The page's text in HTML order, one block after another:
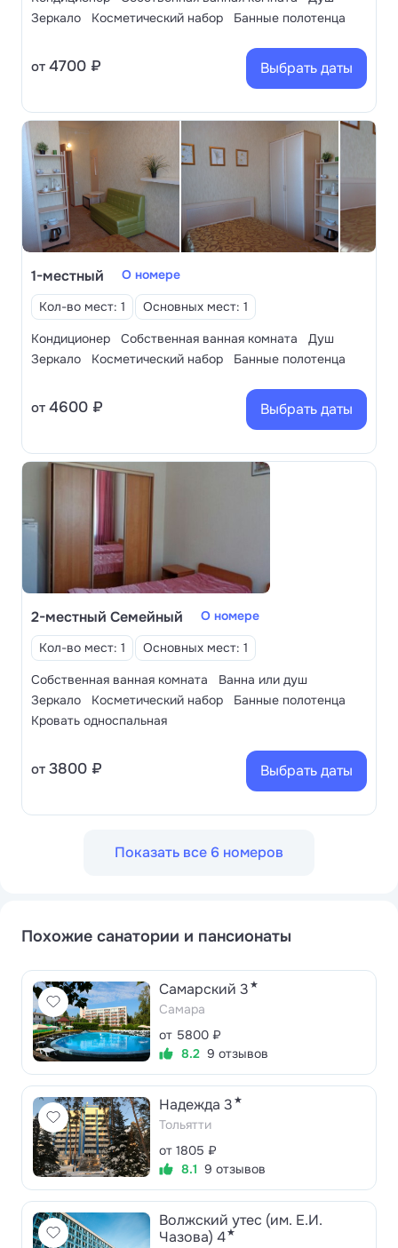
Зеркало
Косметический набор Банные полотенца
от 4700 ₽ Выбрать даты
1-местный
О номере
Кол-во мест: 1
Основных мест: 1
Кондиционер
Собственная ванная комната
Душ
Зеркало
Косметический набор Банные полотенца
от 4600 ₽ Выбрать даты
2-местный Семейный
О номере
Кол-во мест: 1
Основных мест: 1
Собственная ванная комната
Ванна или душ
Зеркало
Косметический набор
Банные полотенца
Кровать односпальная
от 3800 ₽ Выбрать даты
Показать все 6 номеров
Похожие санатории и пансионаты
Самарский 3 ★
Самара
от 5800 ₽
8.2 9 отзывов
Надежда 3 ★
Тольятти
от 1805 ₽
8.1 9 отзывов
Волжский утес (им. Е.И.
Чазова) 4★